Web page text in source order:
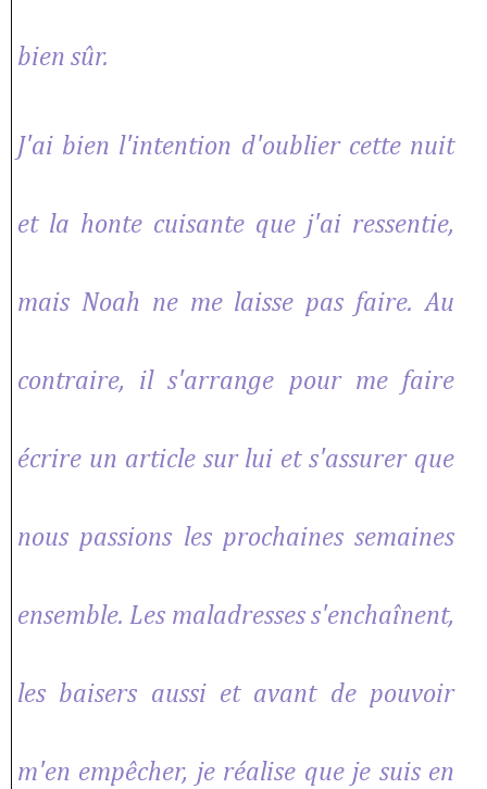
bien sûr.
J'ai bien l'intention d'oublier cette nuit
et la honte cuisante que j'ai ressentie,
mais Noah ne me laisse pas faire. Au
contraire, il s'arrange pour me faire
écrire un article sur lui et s'assurer que
nous passions les prochaines semaines
ensemble. Les maladresses s'enchaînent,
les baisers aussi et avant de pouvoir
m'en empêcher, je réalise que je suis en